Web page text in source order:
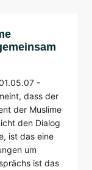
-
dass der
der Muslime
den Dialog
ist das eine
um
ist das